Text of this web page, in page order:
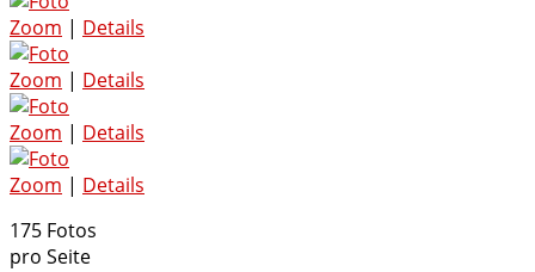
Zoom | Details
Zoom | Details
Zoom | Details
Zoom | Details
175 Fotos
pro Seite